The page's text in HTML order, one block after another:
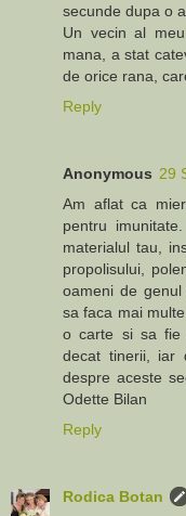
secunde dupa o
Un vecin al
mana, a stat
de orice rana,
Reply
Anonymous 29
Am aflat ca
pentru
materialul tau,
propolisului,
oameni de
sa faca mai
o carte si sa fie
decat tinerii, iar
despre aceste
Odette Bilan
Reply
Rodica Botan